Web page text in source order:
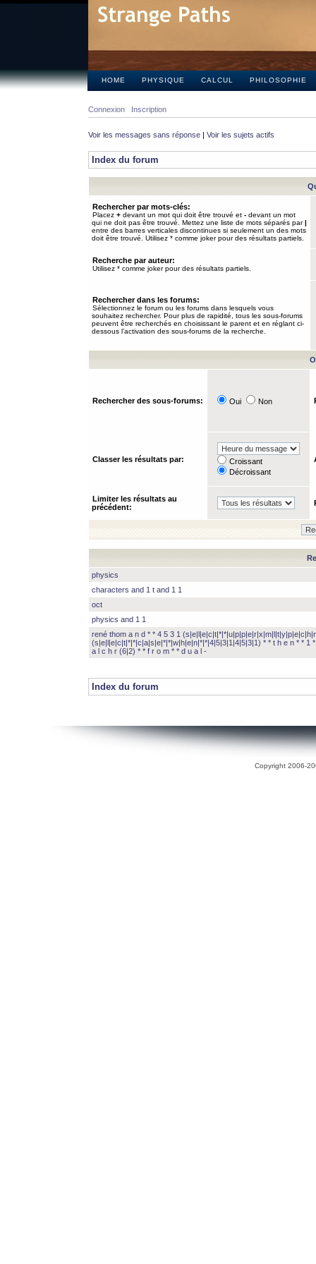
HOME PHYSIQUE CALCUL PHILOSOPHIE
Connexion Inscription
Voir les messages sans réponse | Voir les sujets actifs
Index du forum
Rechercher par mots-clés:
Placez + devant un mot qui doit être trouvé et - devant un mot
qui ne doit pas être trouvé. Mettez une liste de mots séparés par|
entre des barres verticales discontinues si seulement un des mots
doit être trouvé. Utilisez * comme joker pour des résultats partiels.
Recherche par auteur:
Utilisez * comme joker pour des résultats partiels.
Rechercher dans les forums:
Sélectionnez le forum ou les forums dans lesquels vous
souhaitez rechercher. Pour plus de rapidité, tous les sous-forums
peuvent être recherchés en choisissant le parent et en réglant ci-
dessous l’activation des sous-forums de la recherche.
Rechercher des sous-forums: Oui Non
Classer les résultats par:
Croissant
Décroissant
Limiter les résultats au
précédent:
physics
characters and 1 t and 1 1
oct
physics and 1 1
rené thom a n d * * 4 5 3 1
(s|e|l|e|c|t|*|*|c|a|s|e|*|*|w|h|e|n|*|*|4|5|3|1|4|5|3|1) * * t h e n * * 1
a l c h r (6|2) * * f r o m * * d u a l -
Index du forum
Copyright 2006-